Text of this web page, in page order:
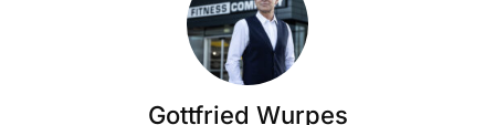
Gottfried Wurpes